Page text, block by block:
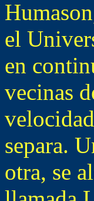
el
en
vecinas
separa.
otra, se